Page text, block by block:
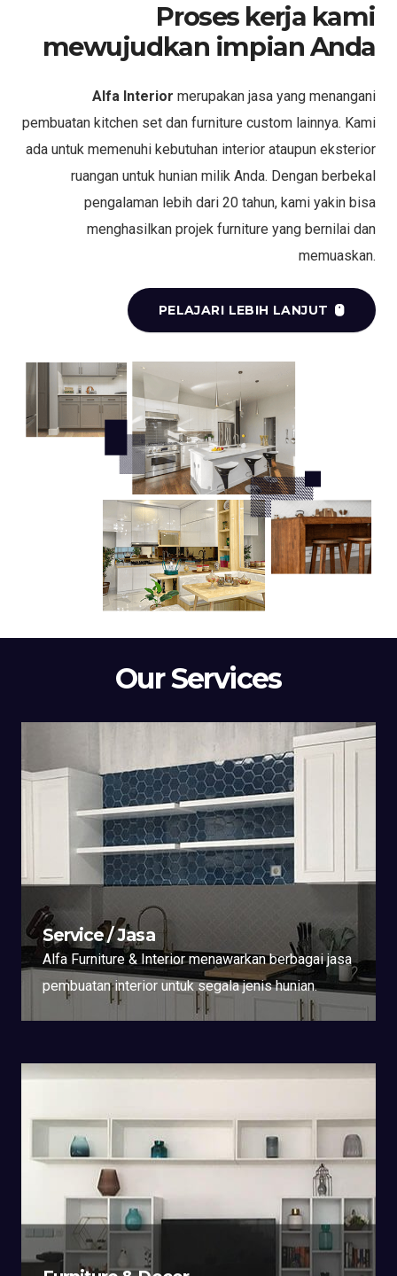
Proses kerja kami
mewujudkan impian Anda
Alfa Interior merupakan jasa yang menangani
pembuatan kitchen set dan furniture custom lainnya. Kami
ada untuk memenuhi kebutuhan interior ataupun eksterior
ruangan untuk hunian milik Anda. Dengan berbekal
pengalaman lebih dari 20 tahun, kami yakin bisa
menghasilkan projek furniture yang bernilai dan
memuaskan.
PELAJARI LEBIH LANJUT
Our Services
Service / Jasa
Alfa Furniture & Interior menawarkan berbagai jasa
pembuatan interior untuk segala jenis hunian.